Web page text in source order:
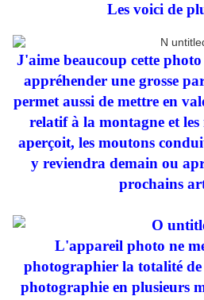
Les voici de
J'aime beaucoup cette
appréhender une grosse
permet aussi de mettre en
relatif à la montagne et
aperçoit, les moutons
y reviendra demain ou
prochains
L'appareil photo ne
photographier la totalité de
photographie en plusieurs